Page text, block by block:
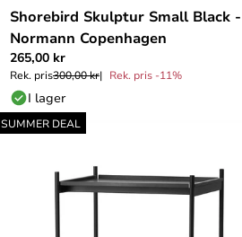
Shorebird Skulptur Small Black -
Normann Copenhagen
265,00 kr
Rek. pris300,00 kr Rek. pris -11%
I lager
SUMMER DEAL